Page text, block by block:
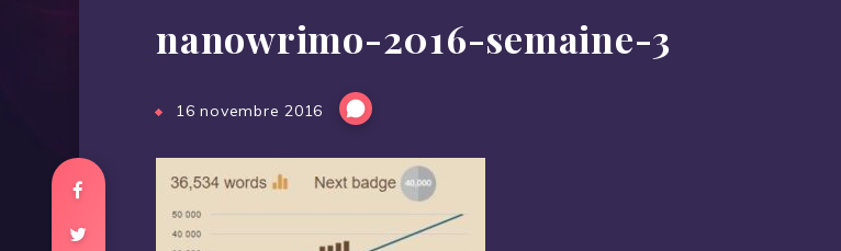
nanowrimo-2016-semaine-3
16 novembre 2016